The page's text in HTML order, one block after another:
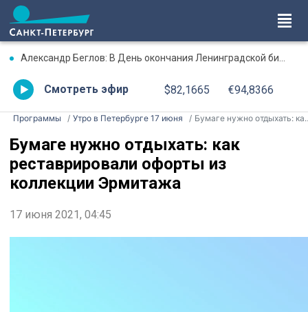
Александр Беглов: В День окончания Ленинградской битвы три городских моста соединит Лента Ленинградской Победы, будут зажжены факелы Ростральных колонн
Смотреть эфир $82,1665 €94,8366
Программы Утро в Петербурге 17 июня Бумаге нужно отдыхать: как реставрировали офорты из коллекции Эрмитажа
Бумаге нужно отдыхать: как
реставрировали офорты из
коллекции Эрмитажа
17 июня 2021, 04:45